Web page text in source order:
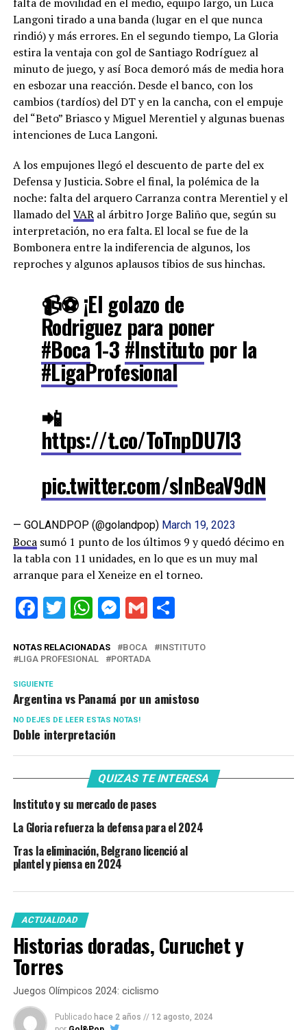
Langoni tirado a una banda (lugar en el que nunca
rindió) y más errores. En el segundo tiempo, La Gloria
estira la ventaja con gol de Santiago Rodríguez al
minuto de juego, y así Boca demoró más de media hora
en esbozar una reacción. Desde el banco, con los
cambios (tardíos) del DT y en la cancha, con el empuje
del “Beto” Briasco y Miguel Merentiel y algunas buenas
intenciones de Luca Langoni.
A los empujones llegó el descuento de parte del ex
Defensa y Justicia. Sobre el final, la polémica de la
noche: falta del arquero Carranza contra Merentiel y el
llamado delVARal árbitro Jorge Baliño que, según su
interpretación, no era falta. El local se fue de la
Bombonera entre la indiferencia de algunos, los
reproches y algunos aplausos tibios de sus hinchas.
📹⚽️ ¡El golazo de
Rodriguez para poner
#Boca1-3 #Instituto por la
#LigaProfesional
📲
https://t.co/ToTnpDU7l3
pic.twitter.com/sInBeaV9dN
— GOLANDPOP (@golandpop) March 19, 2023
Bocasumó 1 punto de los últimos 9 y quedó décimo en
la tabla con 11 unidades, en lo que es un muy mal
arranque para el Xeneize en el torneo.
Facebook
Twitter
WhatsApp
Messenger
GmailShare
NOTAS RELACIONADAS BOCA
INSTITUTO
LIGA PROFESIONAL
PORTADA
SIGUIENTE
Argentina vs Panamá por un amistoso
NO DEJES DE LEER ESTAS NOTAS!
Doble interpretación
QUIZAS TE INTERESA
Instituto y su mercado de pases
La Gloria refuerza la defensa para el 2024
Tras la eliminación, Belgrano licenció al
plantel y piensa en 2024
ACTUALIDAD
Historias doradas, Curuchet y
Torres
Juegos Olímpicos 2024: ciclismo
Publicado hace 2 años // 12 agosto, 2024